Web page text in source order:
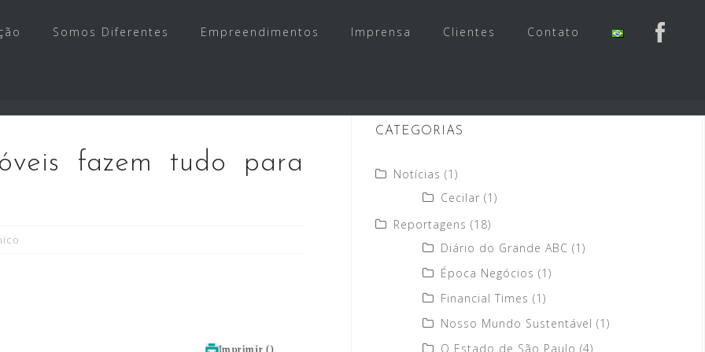
Somos Diferentes Empreendimentos Imprensa Clientes Contato
fazem tudo para
CATEGORIAS
Notícias (1)
Cecilar (1)
Reportagens (18)
Diário do Grande ABC (1)
Época Negócios (1)
Financial Times (1)
Nosso Mundo Sustentável (1)
O Estado de São Paulo (4)